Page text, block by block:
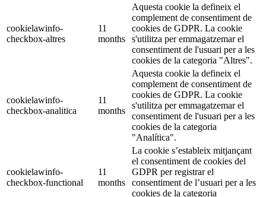
cookielawinfo-
checkbox-altres
11
months
Aquesta cookie la defineix el
complement de consentiment de
cookies de GDPR. La cookie
s'utilitza per emmagatzemar el
consentiment de l'usuari per a les
cookies de la categoria "Altres".
cookielawinfo-
checkbox-analitica
11
months
Aquesta cookie la defineix el
complement de consentiment de
cookies de GDPR. La cookie
s'utilitza per emmagatzemar el
consentiment de l'usuari per a les
cookies de la categoria
"Analítica".
cookielawinfo-
checkbox-functional
11
months
La cookie s’estableix mitjançant
el consentiment de cookies del
GDPR per registrar el
consentiment de l’usuari per a les
cookies de la categoria